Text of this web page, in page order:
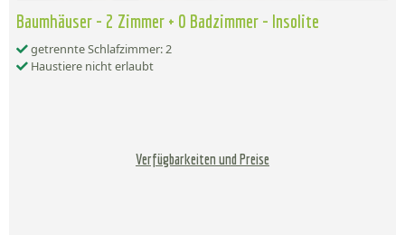
Baumhäuser - 2 Zimmer + 0 Badzimmer - Insolite
getrennte Schlafzimmer: 2
Haustiere nicht erlaubt
Verfügbarkeiten und Preise